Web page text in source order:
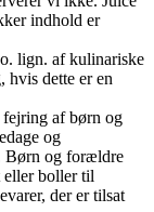
indhold er
lign. af kulinariske
hvis dette er en
af børn og
og
Børn og forældre
eller boller til
der er tilsat